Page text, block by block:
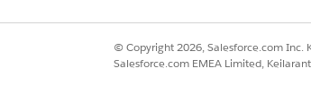
© Copyright 2026, Salesforce.com Inc.
Salesforce.com EMEA Limited,